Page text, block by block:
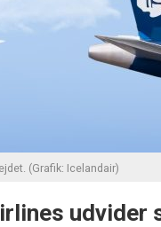
(Grafik: Icelandair)
udvider